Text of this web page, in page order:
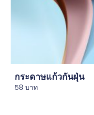
กระดาษแก้วกันฝุ่น
58บาท